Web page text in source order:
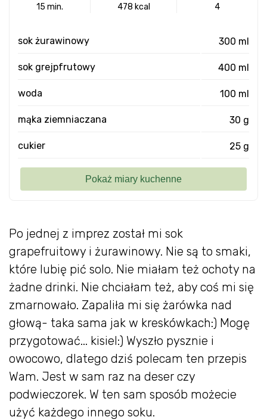
Po jednej z imprez został mi sok
grapefruitowy i żurawinowy. Nie są to smaki,
które lubię pić solo. Nie miałam też ochoty na
żadne drinki. Nie chciałam też, aby coś mi się
zmarnowało. Zapaliła mi się żarówka nad
głową- taka sama jak w kreskówkach:) Mogę
przygotować... kisiel:) Wyszło pysznie i
owocowo, dlatego dziś polecam ten przepis
Wam. Jest w sam raz na deser czy
podwieczorek. W ten sam sposób możecie
użyć każdego innego soku.
15 min. 478 kcal 4
sok żurawinowy 300 ml
sok grejpfrutowy 400 ml
woda 100 ml
mąka ziemniaczana 30 g
cukier 25 g